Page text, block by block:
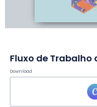
Download